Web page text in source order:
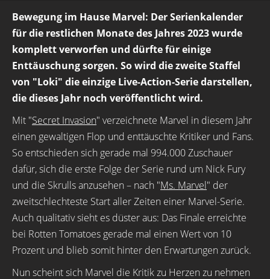
Bewegung im Hause Marvel: Der Serienkalender
für die restlichen Monate des Jahres 2023 wurde
komplett verworfen und dürfte für einige
Enttäuschung sorgen. So wird die zweite Staffel
von "Loki" die einzige Live-Action-Serie darstellen,
die dieses Jahr noch veröffentlicht wird.
Mit "Secret Invasion" verzeichnete Marvel in diesem Jahr
einen gewaltigen Flop und enttäuschte Kritiker und Fans.
So entschieden sich gerade mal 994.000 Zuschauer
dafür, sich die erste Folge der Serie rund um Nick Fury
und die Skrulls anzusehen – nach "Ms. Marvel" der
zweitschlechteste Start aller Zeiten einer Marvel-Serie.
Auch qualitativ sieht es düster aus: Das Finale erreichte
bei Rotten Tomatoes gerade mal einen Wert von 10
Prozent und blieb somit hinter den Erwartungen zurück.
Nun scheint sich Marvel die Kritik zu Herzen zu nehmen